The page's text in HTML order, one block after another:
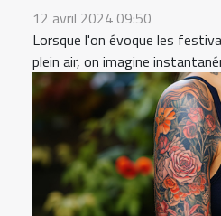
12 avril 2024 09:50
Lorsque l'on évoque les
plein air, on imagine